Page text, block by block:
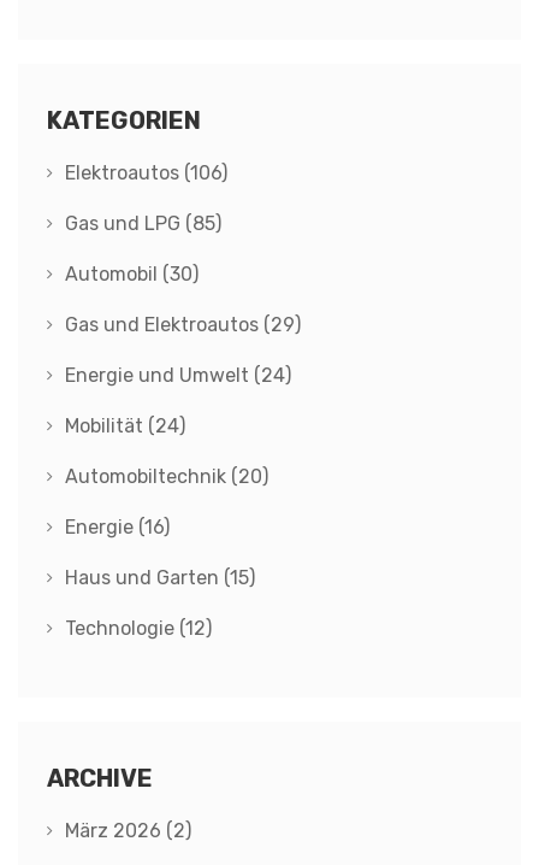
KATEGORIEN
Elektroautos (106)
Gas und LPG (85)
Automobil (30)
Gas und Elektroautos (29)
Energie und Umwelt (24)
Mobilität (24)
Automobiltechnik (20)
Energie (16)
Haus und Garten (15)
Technologie (12)
ARCHIVE
März 2026 (2)